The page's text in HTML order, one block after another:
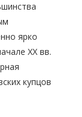
ярко
XX вв.
купцов